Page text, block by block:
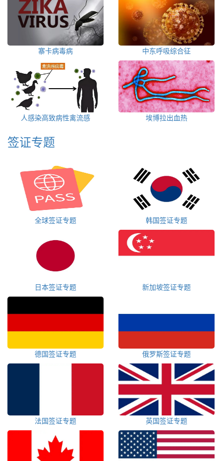
寨卡病毒病 中东呼吸综合征
人感染高致病性禽流感 埃博拉出血热
签证专题
全球签证专题 韩国签证专题
日本签证专题 新加坡签证专题
德国签证专题 俄罗斯签证专题
法国签证专题 英国签证专题